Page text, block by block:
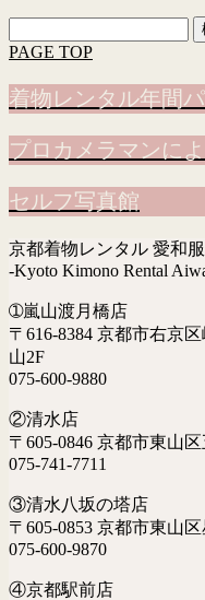
索:
PAGE TOP
着物レンタル年間
プロカメラマンに
セルフ写真館
京都着物レンタル 愛和服
-Kyoto Kimono Rental
➀嵐山渡月橋店
〒616-8384 京都市右京
山2F
075-600-9880
②清水店
〒605-0846 京都市東山
075-741-7711
③清水八坂の塔店
〒605-0853 京都市東山
075-600-9870
④京都駅前店